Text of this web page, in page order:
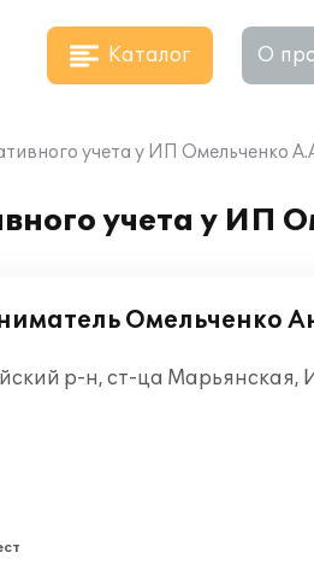
Каталог О
учета у ИП Омельченко
учета у ИП
Омельченко
р-н, ст-ца Марьянская,